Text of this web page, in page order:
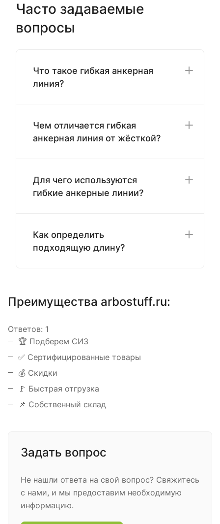
Часто задаваемые
вопросы
Что такое гибкая анкерная
линия?
Чем отличается гибкая
анкерная линия от жёсткой?
Для чего используются
гибкие анкерные линии?
Как определить
подходящую длину?
Преимущества arbostuff.ru:
Ответов: 1
️🏆 Подберем СИЗ
✅ Сертифицированные товары
💰 Скидки
🚩 Быстрая отгрузка
📌 Собственный склад
Задать вопрос
Не нашли ответа на свой вопрос? Свяжитесь
с нами, и мы предоставим необходимую
информацию.